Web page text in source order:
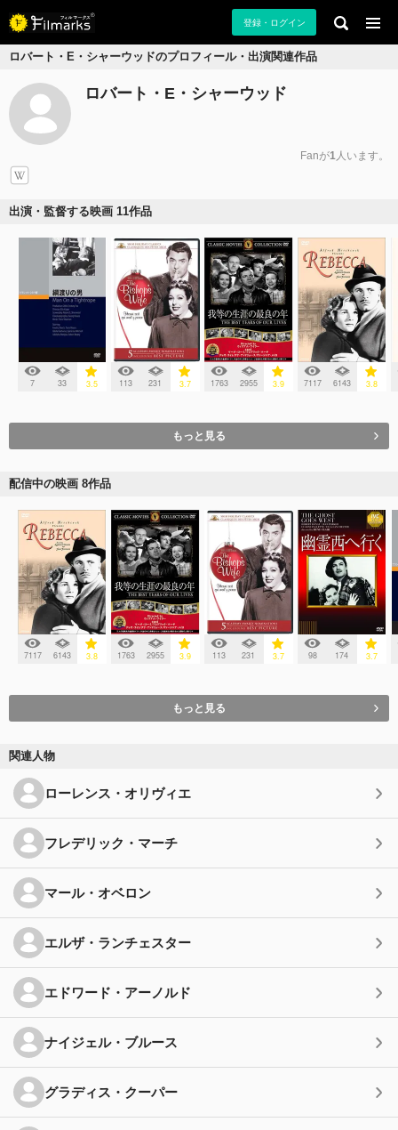
登録・ログイン
ロバート・E・シャーウッドのプロフィール・出演関連作品
ロバート・E・シャーウッド
Fanが1人います。
出演・監督する映画 11作品
7 33 3.5 113 231 3.7 1763 2955 3.9 7117 6143 3.8
もっと見る
配信中の映画 8作品
7117 6143 3.8 1763 2955 3.9 113 231 3.7 98 174 3.7
もっと見る
関連人物
ローレンス・オリヴィエ
フレデリック・マーチ
マール・オベロン
エルザ・ランチェスター
エドワード・アーノルド
ナイジェル・ブルース
グラディス・クーパー